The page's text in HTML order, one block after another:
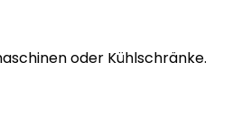
oder Kühlschränke.